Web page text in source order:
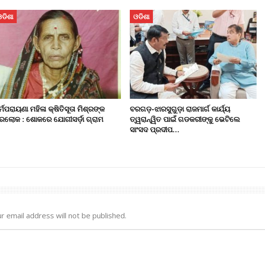
ମହିଳା କ୍ଷିତିସୂତା ମିଶ୍ରଙ୍କ
: ଶୋକରେ ଯୋଗୀସର୍ଡ଼ା ଗ୍ରାମ
ଓଡିଶା
ବରଗଡ଼-ଝାରସୁଗୁଡ଼ା ରାଜମାର୍ଗ କାର୍ଯ୍ୟ
ତ୍ୱରାନ୍ୱିତ ପାଇଁ ଗଡକରୀଙ୍କୁ ଭେଟିଲେ
ସାଂସଦ ପ୍ରଦୀପ…
email address will not be published.